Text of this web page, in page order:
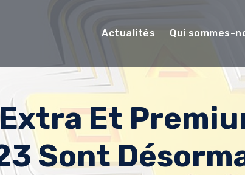
Actualités Qui sommes-
Et
Sont